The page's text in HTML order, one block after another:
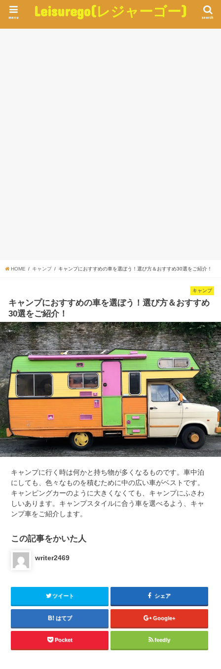
Leisurego(レジャーゴー) search
menu
HOME キャンプ キャンプにおすすめの車を選ぼう！選び方＆おすすめ30選をご紹介！
キャンプ
キャンプにおすすめの車を選ぼう！選び方＆おすすめ
30選をご紹介！
キャンプに行く時は何かと持ち物が多くなるものです。車中泊
にしても、色々なものを積むために中の広い車がベストです。
キャンピングカーのように大きくなくても、キャンプにふさわ
しいあります。キャンプスタイルに合う車を選べるよう、キャ
ンプ車をご紹介します。
この記事をかいた人
writer2469
ツイート シェア
はてブ Google+
Pocket feedly